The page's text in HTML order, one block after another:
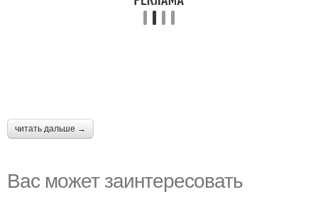
читать дальше →
Вас может заинтересовать